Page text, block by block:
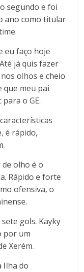
segundo e foi
ano como titular
eu faço hoje
já quis fazer
olhos e cheio
que meu pai
o GE.
é rápido,
olho é o
Rápido e forte
ofensiva, o
gols. Kayky
por um
Xerém.
Ilha do